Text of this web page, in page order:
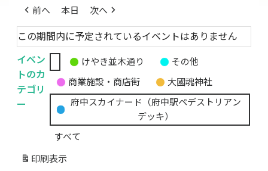
前へ 本日 次へ
この期間内に予定されているイベントはありません
イベン
トのカ
テゴリ
ー
無
題
の
カ
テ
ゴ
リ
けやき並木通り
その他
商業施設・商店街
大國魂神社
府中スカイナード（府中駅ペデストリアン
デッキ）
すべて
印刷 表示